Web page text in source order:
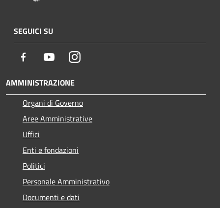
SEGUICI SU
Facebook YoutubeInstagram
AMMINISTRAZIONE
Organi di Governo
Aree Amministrative
Uffici
Enti e fondazioni
Politici
Personale Amministrativo
Documenti e dati